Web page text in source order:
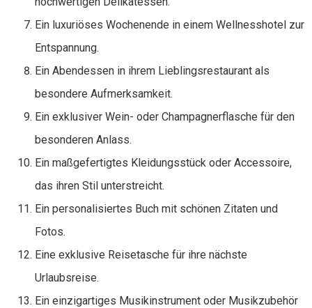
Ein luxuriöses Wochenende in einem Wellnesshotel zur
Entspannung.
Ein Abendessen in ihrem Lieblingsrestaurant als
besondere Aufmerksamkeit.
Ein exklusiver Wein- oder Champagnerflasche für den
besonderen Anlass.
Ein maßgefertigtes Kleidungsstück oder Accessoire,
das ihren Stil unterstreicht.
Ein personalisiertes Buch mit schönen Zitaten und
Fotos.
Eine exklusive Reisetasche für ihre nächste
Urlaubsreise.
Ein einzigartiges Musikinstrument oder Musikzubehör